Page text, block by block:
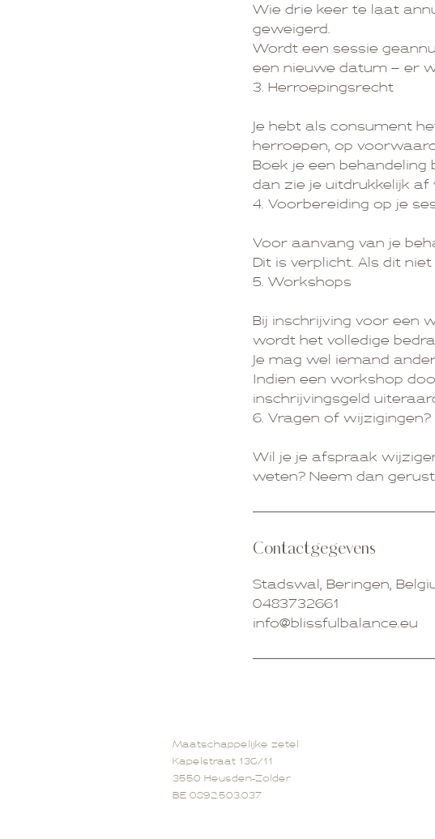
Wie drie keer te laat
geweigerd.
Wordt een sessie
een nieuwe datum – er
3. Herroepingsrecht
Je hebt als consument
herroepen, op
Boek je een
dan zie je uitdrukkelijk af
4. Voorbereiding op je
Voor aanvang van je
Dit is verplicht. Als dit
5. Workshops
Bij inschrijving voor een
wordt het volledige
Je mag wel iemand
Indien een workshop
inschrijvingsgeld
6. Vragen of wijzigingen?
Wil je je afspraak
weten? Neem dan
Contactgegevens
Stadswal, Beringen,
0483732661
info@blissfulbalance.eu
Maatschappelijke zetel
Kapelstraat 136/11
3550 Heusden-Zolder
BE 0892.503.037